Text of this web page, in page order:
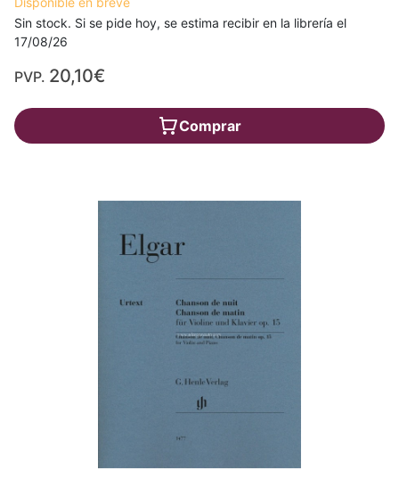
Sin stock. Si se pide hoy, se estima recibir en la librería el
17/08/26
PVP. 20,10€
Comprar